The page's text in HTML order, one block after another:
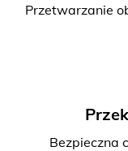
Przetwarzanie
Bezpieczna